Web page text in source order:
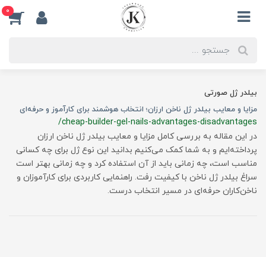
0
بیلدر ژل صورتی
مزایا و معایب بیلدر ژل ناخن ارزان؛ انتخاب هوشمند برای کارآموز و حرفه‌ای
/cheap-builder-gel-nails-advantages-disadvantages
در این مقاله به بررسی کامل مزایا و معایب بیلدر ژل ناخن ارزان
پرداخته‌ایم و به شما کمک می‌کنیم بدانید این نوع ژل برای چه کسانی
مناسب است، چه زمانی باید از آن استفاده کرد و چه زمانی بهتر است
سراغ بیلدر ژل ناخن با کیفیت رفت. راهنمایی کاربردی برای کارآموزان و
ناخن‌کاران حرفه‌ای در مسیر انتخاب درست.